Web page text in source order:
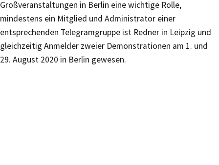
Großveranstaltungen in Berlin eine wichtige Rolle,
mindestens ein Mitglied und Administrator einer
entsprechenden Telegramgruppe ist Redner in Leipzig und
gleichzeitig Anmelder zweier Demonstrationen am 1. und
29. August 2020 in Berlin gewesen.